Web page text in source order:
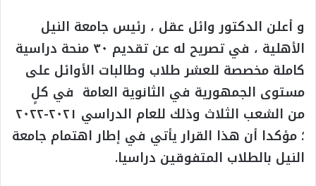
و أعلن الدكتور وائل عقل ، رئيس جامعة النيل
الأهلية ، في تصريح له عن تقديم ٣٠ منحة دراسية
كاملة مخصصة للعشر طلاب وطالبات الأوائل على
مستوى الجمهورية في الثانوية العامة في كلٍ
من الشعب الثلاث وذلك للعام الدراسي ٢٠٢١-٢٠٢٢
؛ مؤكدا أن هذا القرار يأتي في إطار اهتمام جامعة
النيل بالطلاب المتفوقين دراسيا.